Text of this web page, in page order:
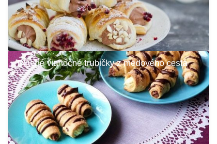
Plnené vianočné trubičky z medového cesta